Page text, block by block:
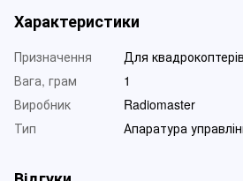
Характеристики
Призначення
Для квадрокоптерів
Вага, грам
1
Виробник
Radiomaster
Тип
Апаратура